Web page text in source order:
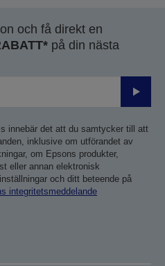
och få direkt en
på din nästa
Skicka
innebär det att du samtycker till att
inklusive om utförandet av
om Epsons produkter,
eller annan elektronisk
och ditt beteende på
integritetsmeddelande